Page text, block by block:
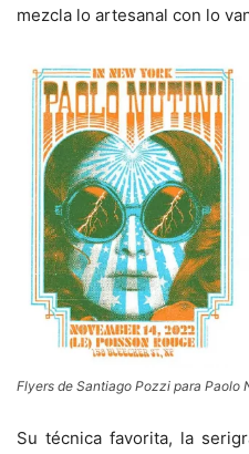
mezcla lo artesanal con lo
Flyers de Santiago Pozzi para Paolo
Su técnica favorita, la